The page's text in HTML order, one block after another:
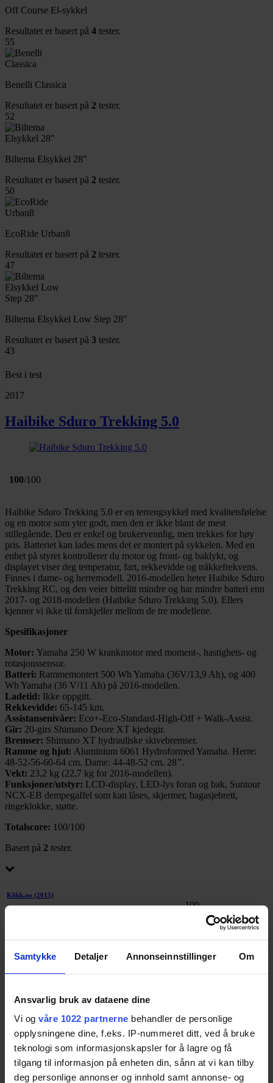
Samtykke Detaljer Annonseinnstillinger Om
Ansvarlig bruk av dataene dine
Vi og våre 1022 partnerne behandler de personlige
opplysningene dine, f.eks. IP-nummeret ditt, ved å bruke
teknologi som informasjonskapsler for å lagre og få
tilgang til informasjon på enheten din, sånn at vi kan tilby
deg personlige annonser og innhold samt annonse- og
Off Course El-sykkel
Resultatet er basert på 4 tester.
55
Benelli Classica
Resultatet er basert på 2 tester.
52
Biltema Elsykkel 28"
Resultatet er basert på 2 tester.
50
EcoRide Urban8
Resultatet er basert på 2 tester.
47
Biltema Elsykkel Low Step 28"
Resultatet er basert på 3 tester.
43
Best i test
2017
Haibike Sduro Trekking 5.0
100/100
Haibike Sduro Trekking 5.0 er en terrengsykkel med kvalitetsfølelse
og en motor som yter godt, men den er ikke blant de mest
stillegående. Den er enkel og brukervennlig, men trekkes for høy
pris. Batteriet kan lades mens det er montert på sykkelen. Med en
enhet på styret kontrollerer du motor og front- og baklykt, og
displayet viser deg temperatur, fart, rekkevidde og tråkkefrekvens.
Finnes i dame- og herremodell. 2016-modellen heter Haibike Sduro
Trekking RC, og den veier bittelitt mindre og har mindre batteri enn
2017- og 2018-modellen (Haibike Sduro Trekking 5.0). Ellers
kjenner vi ikke til forskjeller mellom de tre modellene.
Spesifikasjoner
Motor: Yamaha 250 W krankmotor med moment-, hastighets- og
rotasjonssensor.
Batteri: Rammemontert 500 Wh Yamaha (36V/13,9 Ah), og 400
Wh Yamaha (36 V/11 Ah) på 2016-modellen.
Ladetid: Ikke oppgitt.
Rekkevidde: 65-145 km.
Assistansenivåer: Eco+-Eco-Standard-High-Off + Walk-Assist.
Gir: 20-girs Shimano Deore XT kjedegir.
Bremser: Shimano XT hydrauliske skivebremser.
Ramme og hjul: Aluminium 6061 Hydroformed Yamaha. Herre:
48-52-56-60-64 cm. Dame: 44-48-52 cm. 28’’.
Vekt: 23,2 kg (22,7 kg for 2016-modellen).
Funksjoner/utstyr: LCD-display, LED-lys foran og bak, Suntour
NCX-EB dempegaffel som kan låses, skjermer, bagasjebrett,
ringeklokke, støtte.
Totalscore: 100/100
Basert på 2 tester.
Klikk.no (2015)
100
DinSide(2016)
Les saken
Riese & Müller blueLABEL Charger
Touring